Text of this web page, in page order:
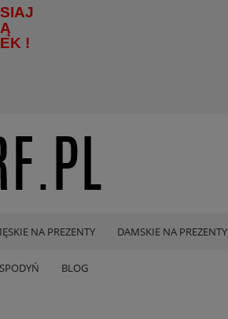
!
NA PREZENTY DAMSKIE NA PREZENTY
BLOG